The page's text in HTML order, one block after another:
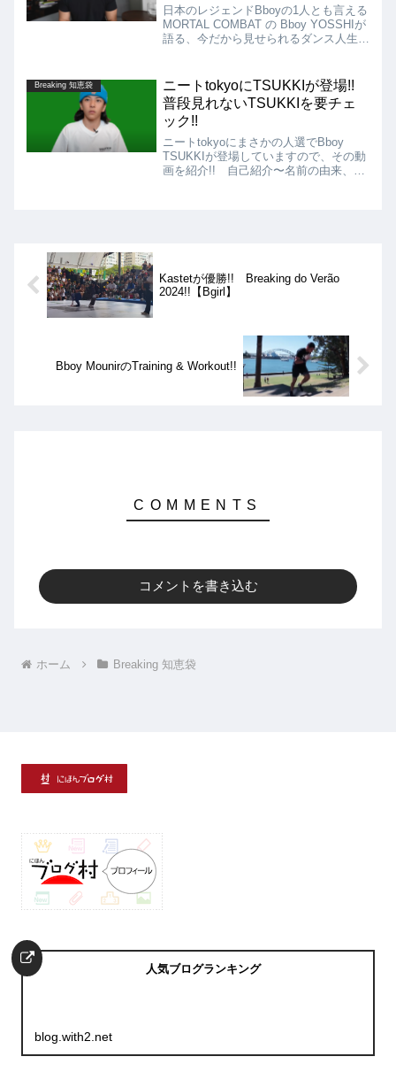
た” 事件!!
日本のレジェンドBboyの1人とも言える
MORTAL COMBAT の Bboy YOSSHIが
語る、今だから見せられるダンス人生で
と載せてくれていますので、ぜひご覧く
ださい!!
Breaking 知恵袋
ニートtokyoにTSUKKIが登場!!
普段見れないTSUKKIを要チェ
ック!!
ニートtokyoにまさかの人選でBboy
TSUKKIが登場していますので、その動
画を紹介!! 自己紹介〜名前の由来、パ
Kastetが優勝!! Breaking do Verão
2024!!【Bgirl】
Bboy MounirのTraining & Workout!!
コメントを書き込む
ホーム Breaking 知恵袋
人気ブログランキング
blog.with2.net